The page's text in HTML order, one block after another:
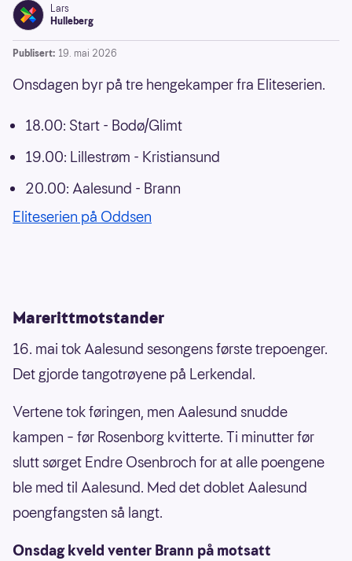
Lars
Hulleberg
Publisert: 19. mai 2026
Onsdagen byr på tre hengekamper fra Eliteserien.
18.00: Start - Bodø/Glimt
19.00: Lillestrøm - Kristiansund
20.00: Aalesund - Brann
Eliteserien på Oddsen
Marerittmotstander
16. mai tok Aalesund sesongens første trepoenger.
Det gjorde tangotrøyene på Lerkendal.
Vertene tok føringen, men Aalesund snudde
kampen – før Rosenborg kvitterte. Ti minutter før
slutt sørget Endre Osenbroch for at alle poengene
ble med til Aalesund. Med det doblet Aalesund
poengfangsten så langt.
Onsdag kveld venter Brann på motsatt